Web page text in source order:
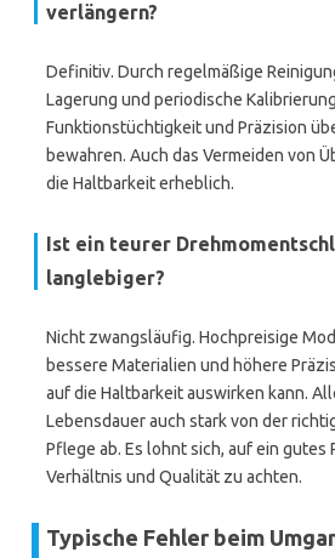
verlängern?
Definitiv. Durch regelmäßige
Lagerung und periodische
Funktionstüchtigkeit und Präzision
bewahren. Auch das Vermeiden von
die Haltbarkeit erheblich.
Ist ein teurer
langlebiger?
Nicht zwangsläufig. Hochpreisige
bessere Materialien und höhere
auf die Haltbarkeit auswirken kann.
Lebensdauer auch stark von der
Pflege ab. Es lohnt sich, auf ein gutes
Verhältnis und Qualität zu achten.
Typische Fehler beim